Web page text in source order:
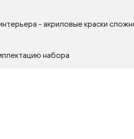
- акриловые краски
набора